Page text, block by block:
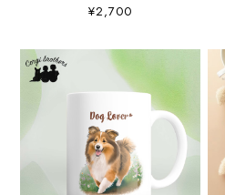
アソフトケース 犬 犬グ
ッズ プレゼント アンド
¥2,700